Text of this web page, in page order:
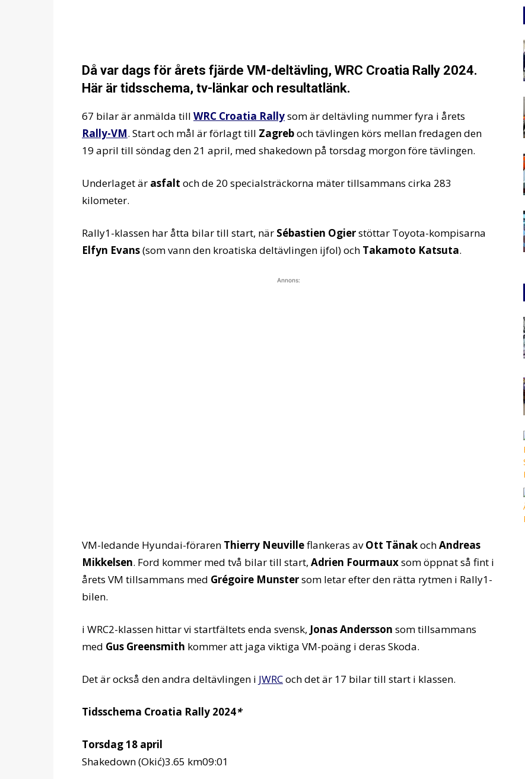
Då var dags för årets fjärde VM-deltävling, WRC Croatia Rally 2024.
Här är tidsschema, tv-länkar och resultatlänk.
67 bilar är anmälda till WRC Croatia Rallysom är deltävling nummer fyra i årets
Rally-VM. Start och mål är förlagt till Zagreboch tävlingen körs mellan fredagen den
19 april till söndag den 21 april, med shakedown på torsdag morgon före tävlingen.
Underlaget är asfalt och de 20 specialsträckorna mäter tillsammans cirka 283
kilometer.
Rally1-klassen har åtta bilar till start, när Sébastien Ogierstöttar Toyota-kompisarna
Elfyn Evans(som vann den kroatiska deltävlingen ijfol) och Takamoto Katsuta.
Annons:
VM-ledande Hyundai-föraren Thierry Neuvilleflankeras avOtt TänakochAndreas
Mikkelsen. Ford kommer med två bilar till start, Adrien Fourmauxsom öppnat så fint i
årets VM tillsammans med Grégoire Munstersom letar efter den rätta rytmen i Rally1-
bilen.
i WRC2-klassen hittar vi startfältets enda svensk, Jonas Andersson som tillsammans
med Gus Greensmith kommer att jaga viktiga VM-poäng i deras Skoda.
Det är också den andra deltävlingen i JWRCoch det är 17 bilar till start i klassen.
Tidsschema Croatia Rally 2024*
Torsdag 18 april
Shakedown (Okić)3.65 km09:01